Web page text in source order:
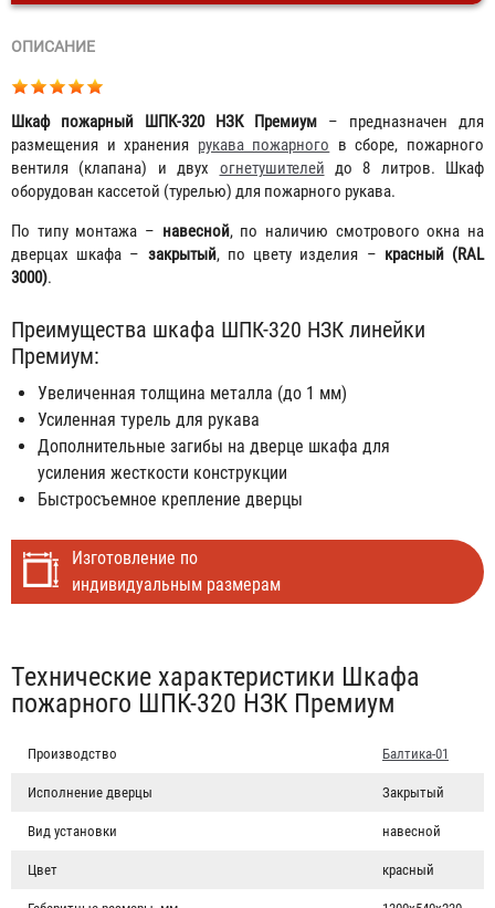
ОПИСАНИЕ
Шкаф пожарный ШПК-320 НЗК Премиум – предназначен для
размещения и хранения рукава пожарного в сборе, пожарного
вентиля (клапана) и двух огнетушителей до 8 литров. Шкаф
оборудован кассетой (турелью) для пожарного рукава.
По типу монтажа – навесной, по наличию смотрового окна на
дверцах шкафа – закрытый, по цвету изделия – красный (RAL
3000).
Преимущества шкафа ШПК-320 НЗК линейки
Премиум:
Увеличенная толщина металла (до 1 мм)
Усиленная турель для рукава
Дополнительные загибы на дверце шкафа для
усиления жесткости конструкции
Быстросъемное крепление дверцы
Изготовление по
индивидуальным размерам
Табы
Технические характеристики Шкафа
пожарного ШПК-320 НЗК Премиум
Производство Балтика-01
Исполнение дверцы Закрытый
Вид установки навесной
Цвет красный